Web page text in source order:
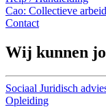
Cao: Collectieve
Contact
Wij kunnen
Sociaal Juridisch
Opleiding